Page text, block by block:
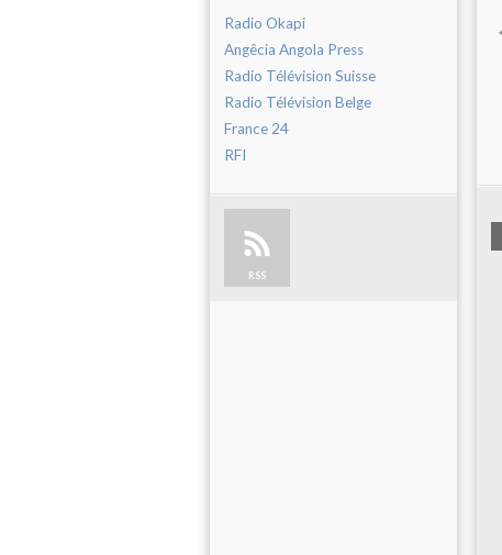
Radio Okapi
Angêcia Angola Press
Radio Télévision Suisse
Radio Télévision Belge
France 24
RFI
RSS